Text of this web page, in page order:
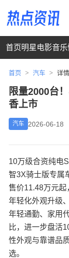
首页明星 电影音乐
首页 > 汽车 > 详情
限量2000台
香上市
汽车 2026-06-18
10万级合资纯电
智3X骑士版专属
售价11.48万元起
年轻化外观升级
年轻通勤、家用
比，进一步盘活
性外观与靠谱品
选。